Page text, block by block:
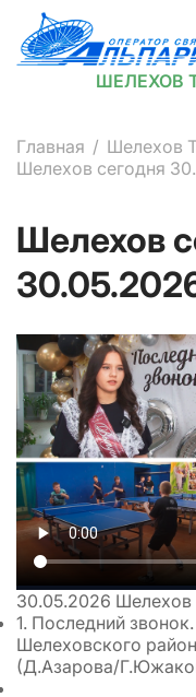
ШЕЛЕХОВ
Главная Шелехов
Шелехов сегодня
Шелехов
30.05.2026 Шелехов
1. Последний
Шелеховского
(Д.Азарова/